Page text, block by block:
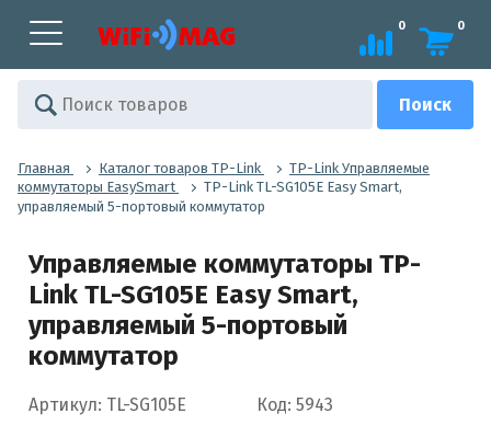
0 0
Главная Каталог товаров TP-Link
TP-Link Управляемые
коммутаторы EasySmart
TP-Link TL-SG105E Easy Smart,
управляемый 5-портовый коммутатор
Управляемые коммутаторы TP-
Link TL-SG105E Easy Smart,
управляемый 5-портовый
коммутатор
Артикул: TL-SG105E Код: 5943